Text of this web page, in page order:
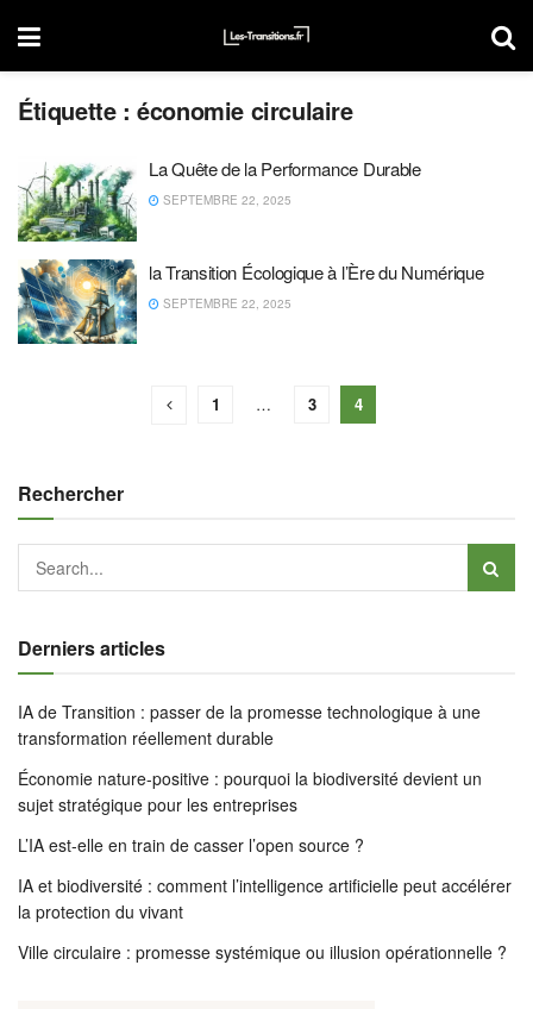
Étiquette :économie circulaire
La Quête de la Performance Durable
SEPTEMBRE 22, 2025
la Transition Écologique à l’Ère du Numérique
SEPTEMBRE 22, 2025
1 … 3 4
Rechercher
Derniers articles
IA de Transition : passer de la promesse technologique à une
transformation réellement durable
Économie nature-positive : pourquoi la biodiversité devient un
sujet stratégique pour les entreprises
L’IA est-elle en train de casser l’open source ?
IA et biodiversité : comment l’intelligence artificielle peut accélérer
la protection du vivant
Ville circulaire : promesse systémique ou illusion opérationnelle ?